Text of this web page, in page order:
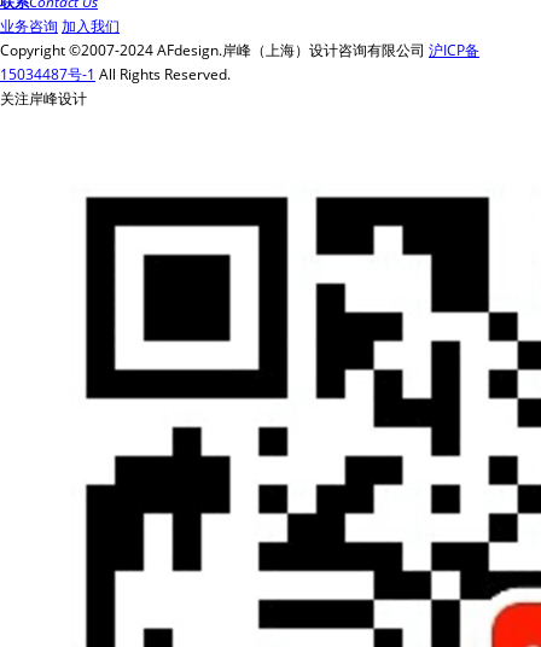
业务咨询 加入我们
Copyright ©2007-2024 AFdesign.岸峰（上海）设计咨询有限公司 沪ICP备
15034487号-1 All Rights Reserved.
关注岸峰设计